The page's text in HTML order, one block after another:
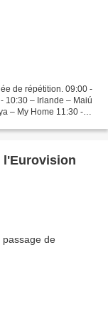
de répétition. 09:00 -
10:30 – Irlande – Maiú
– My Home 11:30 -
l'Eurovision